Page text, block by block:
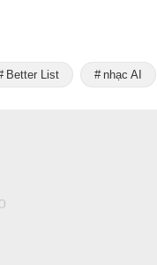
Better List nhạc AI